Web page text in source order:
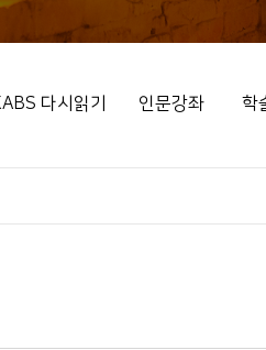
다시읽기 인문강좌 학